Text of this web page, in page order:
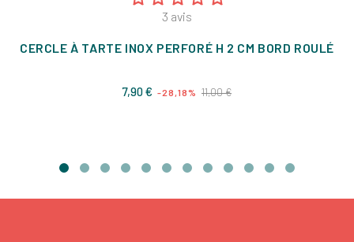
3 avis
CERCLE À TARTE INOX PERFORÉ H 2 CM BORD ROULÉ
7,90 € Prix
-28,18% 11,00 €Prix